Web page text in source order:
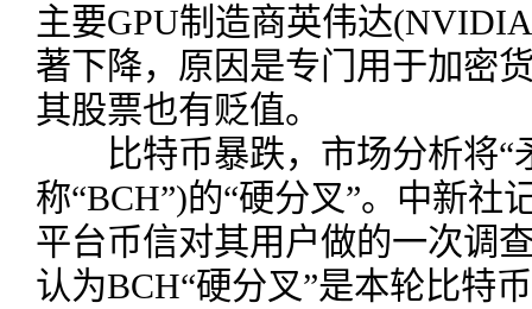
主要GPU制造商英伟达
著下降，原因是专门用于加密
其股票也有贬值。
比特币暴跌，市场分析将“
称“BCH”)的“硬分叉”。中新社
平台币信对其用户做的一次调
认为BCH“硬分叉”是本轮比特